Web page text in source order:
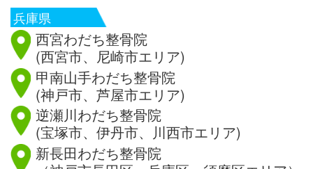
兵庫県
西宮わだち整骨院
(西宮市、尼崎市エリア)
甲南山手わだち整骨院
(神戸市、芦屋市エリア)
逆瀬川わだち整骨院
(宝塚市、伊丹市、川西市エリア)
新長田わだち整骨院